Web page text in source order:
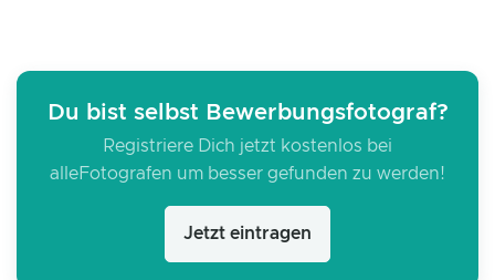
Du bist selbst Bewerbungsfotograf?
Registriere Dich jetzt kostenlos bei
alleFotografen um besser gefunden zu werden!
Jetzt eintragen